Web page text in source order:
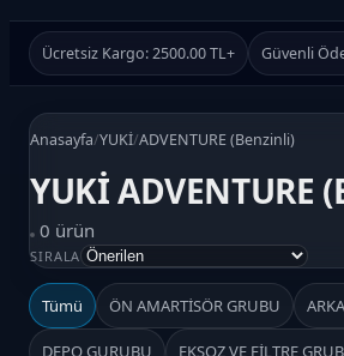
Ücretsiz Kargo: 2500.00 TL+ Güvenli
Ürün Ara
Ara
Anasayfa/YUKİ/ADVENTURE (Benzinli)
YUKİ ADVENTURE
0 ürün
SIRALA
Tümü ÖN AMARTİSÖR GRUBU
DEPO GURUBU EKSOZ VE FİLTRE